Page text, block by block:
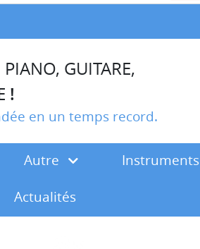
GUITARE,
!
en un temps record.
Autre Instruments
Actualités